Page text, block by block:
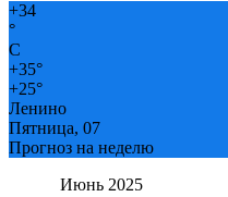
+34
°
C
+35°
+25°
Ленино
Пятница, 07
Прогноз на неделю
Июнь 2025